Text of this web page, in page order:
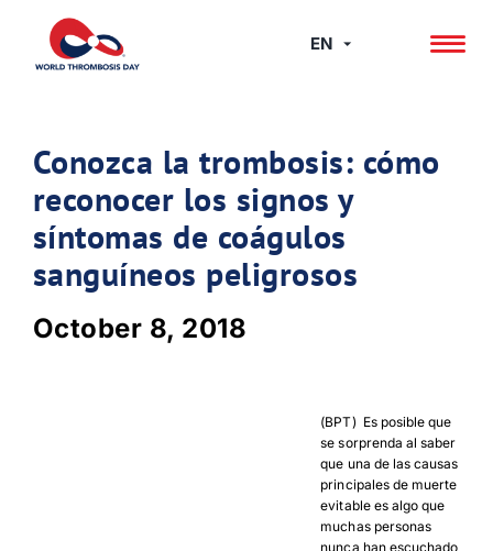
content
EN
Conozca la trombosis: cómo
reconocer los signos y
síntomas de coágulos
sanguíneos peligrosos
October 8, 2018
(BPT) ­ Es posible que
se sorprenda al saber
que una de las causas
principales de muerte
evitable es algo que
muchas personas
nunca han escuchado